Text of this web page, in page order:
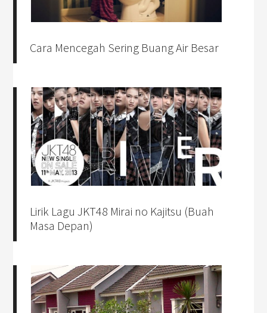
Cara Mencegah Sering Buang Air Besar
Lirik Lagu JKT48 Mirai no Kajitsu (Buah
Masa Depan)